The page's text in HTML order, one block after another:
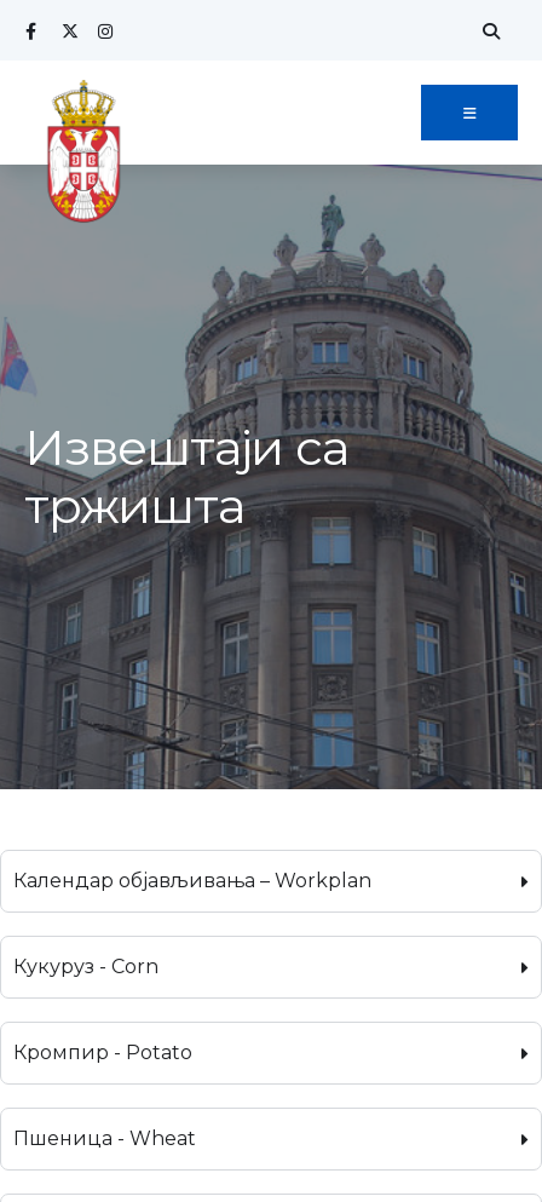
Извештаји са
тржишта
Календар објављивања – Workplan
Кукуруз - Corn
Кромпир - Potato
Пшеница - Wheat